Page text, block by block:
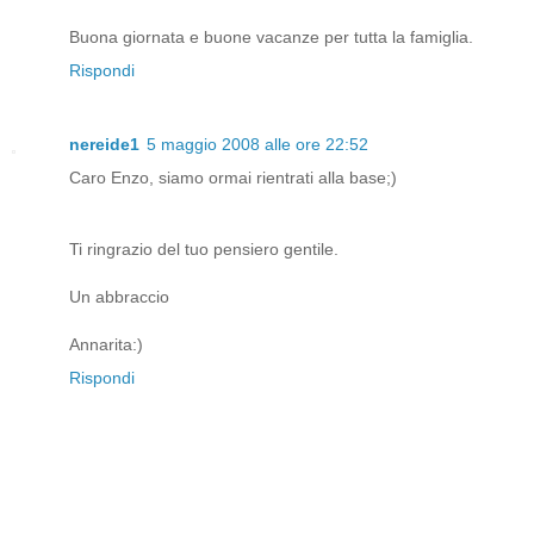
Buona giornata e buone vacanze per tutta la famiglia.
Rispondi
nereide1 5 maggio 2008 alle ore 22:52
Caro Enzo, siamo ormai rientrati alla base;)
Ti ringrazio del tuo pensiero gentile.
Un abbraccio
Annarita:)
Rispondi